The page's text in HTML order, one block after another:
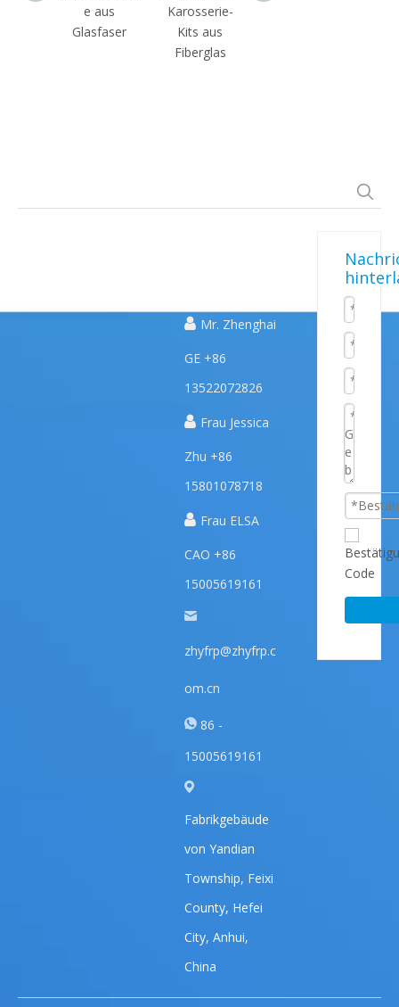
e aus
Glasfaser
Karosserie-
Kits aus
Fiberglas
 Mr. Zhenghai
GE +86
13522072826
 Frau Jessica
Zhu +86
15801078718
 Frau ELSA
CAO +86
15005619161
zhyfrp@zhyfrp.c
om.cn
86 -
15005619161
Fabrikgebäude
von Yandian
Township, Feixi
County, Hefei
City, Anhui,
China